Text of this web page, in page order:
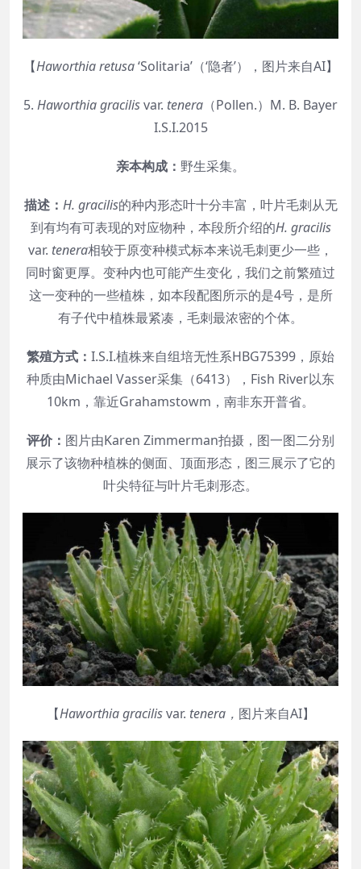
【Haworthia retusa‘Solitaria’（‘隐者’），图片来自AI】
5. Haworthiagracilisvar. tenera （Pollen.）M. B. Bayer
I.S.I.2015
亲本构成： 野生采集。
描述： H. gracilis的种内形态叶十分丰富，叶片毛刺从无
到有均有可表现的对应物种，本段所介绍的H. gracilis
var. tenera相较于原变种模式标本来说毛刺更少一些，
同时窗更厚。变种内也可能产生变化，我们之前繁殖过
这一变种的一些植株，如本段配图所示的是4号，是所
有子代中植株最紧凑，毛刺最浓密的个体。
繁殖方式： I.S.I.植株来自组培无性系HBG75399，原始
种质由Michael Vasser采集（6413），Fish River以东
10km，靠近Grahamstowm，南非东开普省。
评价： 图片由Karen Zimmerman拍摄，图一图二分别
展示了该物种植株的侧面、顶面形态，图三展示了它的
叶尖特征与叶片毛刺形态。
【Haworthia gracilisvar. tenera， 图片来自AI】